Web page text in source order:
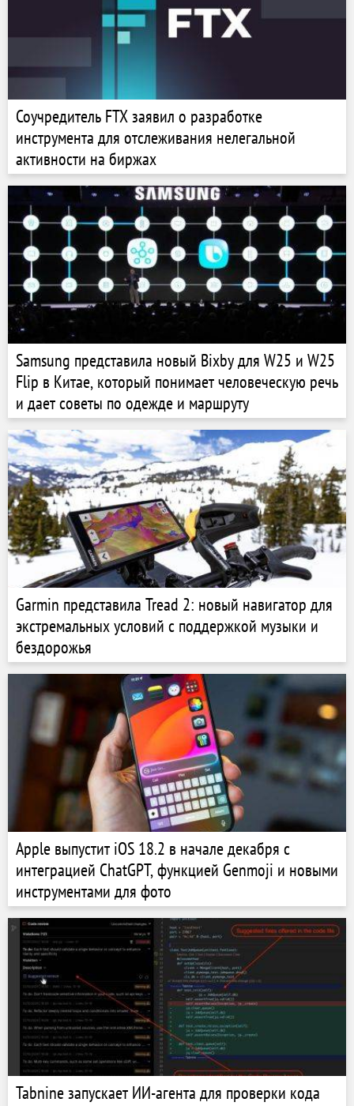
Соучредитель FTX заявил о разработке
инструмента для отслеживания нелегальной
активности на биржах
Samsung представила новый Bixby для W25 и W25
Flip в Китае, который понимает человеческую речь
и дает советы по одежде и маршруту
Garmin представила Tread 2: новый навигатор для
экстремальных условий с поддержкой музыки и
бездорожья
Apple выпустит iOS 18.2 в начале декабря с
интеграцией ChatGPT, функцией Genmoji и новыми
инструментами для фото
Tabnine запускает ИИ-агента для проверки кода